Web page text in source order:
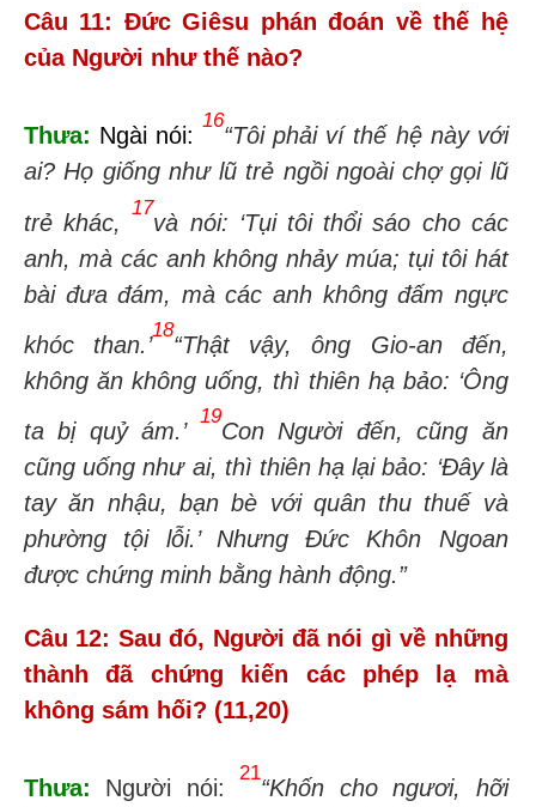
Câu 11: Đức Giêsu phán đoán về thế hệ
của Người như thế nào?
Thưa: Ngài nói:
16
“Tôi phải ví thế hệ này với
ai? Họ giống như lũ trẻ ngồi ngoài chợ gọi lũ
trẻ khác,
17
và nói: ‘Tụi tôi thổi sáo cho các
anh, mà các anh không nhảy múa; tụi tôi hát
bài đưa đám, mà các anh không đấm ngực
khóc than.’
18
“Thật vậy, ông Gio-an
đến,
không ăn không uống, thì thiên hạ bảo: ‘Ông
ta bị quỷ ám.’
19
Con Người đến, cũng ăn
cũng uống như ai, thì thiên hạ lại bảo: ‘Đây là
tay ăn nhậu, bạn bè với quân thu thuế và
phường tội lỗi.’ Nhưng Đức Khôn Ngoan
được chứng minh bằng hành động.”
Câu 12: Sau đó, Người đã nói gì về những
thành đã chứng kiến các phép lạ mà
không sám hối? (11,20)
Thưa: Người nói:
21
“Khốn cho ngươi, hỡi